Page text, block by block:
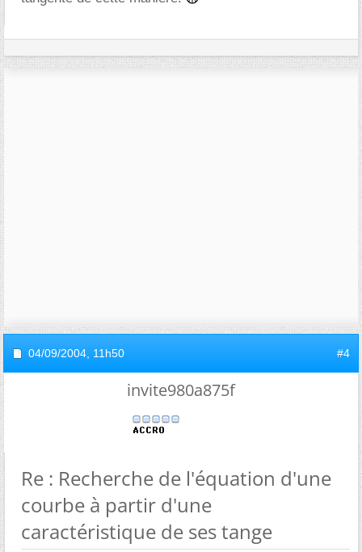
04/09/2004, 11h50 #4
invite980a875f
Re : Recherche de l'équation d'une
courbe à partir d'une
caractéristique de ses tange